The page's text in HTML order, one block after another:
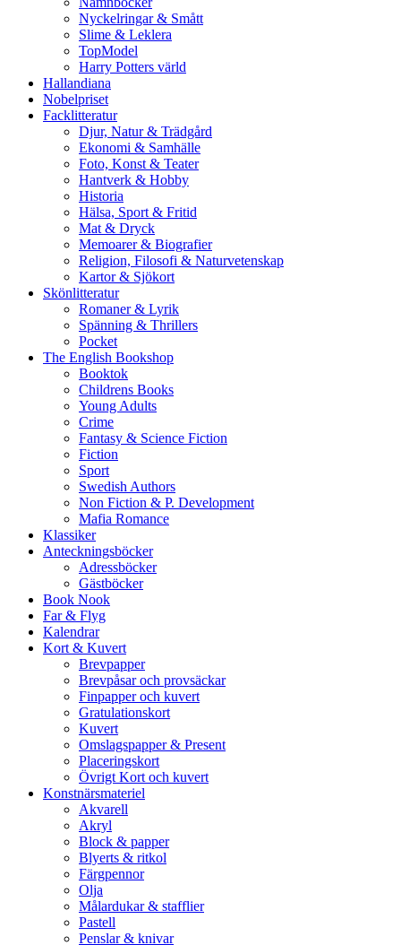
Nyckelringar & Smått
Slime & Leklera
TopModel
Harry Potters värld
Hallandiana
Nobelpriset
Facklitteratur
Djur, Natur & Trädgård
Ekonomi & Samhälle
Foto, Konst & Teater
Hantverk & Hobby
Historia
Hälsa, Sport & Fritid
Mat & Dryck
Memoarer & Biografier
Religion, Filosofi & Naturvetenskap
Kartor & Sjökort
Skönlitteratur
Romaner & Lyrik
Spänning & Thrillers
Pocket
The English Bookshop
Booktok
Childrens Books
Young Adults
Crime
Fantasy & Science Fiction
Fiction
Sport
Swedish Authors
Non Fiction & P. Development
Mafia Romance
Klassiker
Anteckningsböcker
Adressböcker
Gästböcker
Book Nook
Far & Flyg
Kalendrar
Kort & Kuvert
Brevpapper
Brevpåsar och provsäckar
Finpapper och kuvert
Gratulationskort
Kuvert
Omslagspapper & Present
Placeringskort
Övrigt Kort och kuvert
Konstnärsmateriel
Akvarell
Akryl
Block & papper
Blyerts & ritkol
Färgpennor
Olja
Målardukar & stafflier
Pastell
Penslar & knivar